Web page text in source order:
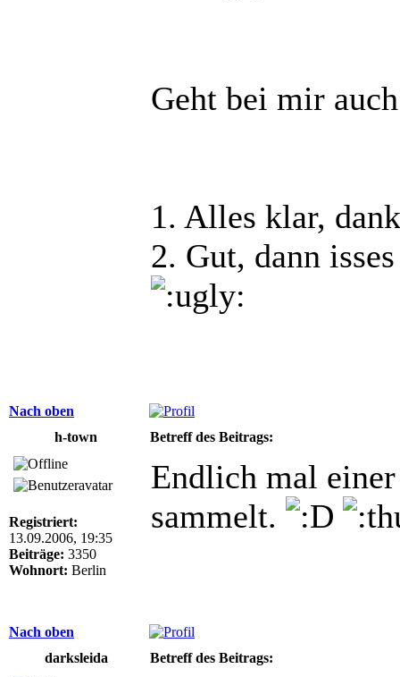
Geht bei mir
1. Alles klar,
2. Gut, dann
Nach oben
h-town
Betreff des Beitrags:
Registriert:
13.09.2006, 19:35
Beiträge: 3350
Wohnort: Berlin
Endlich mal
sammelt.
Nach oben
darksleida
Betreff des Beitrags: